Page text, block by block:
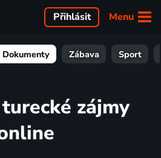
Menu
Přihlásit
Dokumenty Zábava Sport
zájmy